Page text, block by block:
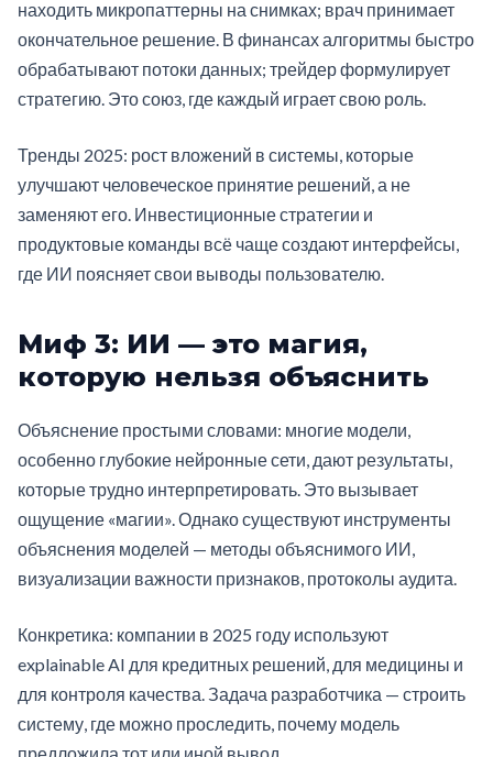
находить микропаттерны на снимках; врач принимает
окончательное решение. В финансах алгоритмы быстро
обрабатывают потоки данных; трейдер формулирует
стратегию. Это союз, где каждый играет свою роль.
Тренды 2025: рост вложений в системы, которые
улучшают человеческое принятие решений, а не
заменяют его. Инвестиционные стратегии и
продуктовые команды всё чаще создают интерфейсы,
где ИИ поясняет свои выводы пользователю.
Миф 3: ИИ — это магия,
которую нельзя объяснить
Объяснение простыми словами: многие модели,
особенно глубокие нейронные сети, дают результаты,
которые трудно интерпретировать. Это вызывает
ощущение «магии». Однако существуют инструменты
объяснения моделей — методы объяснимого ИИ,
визуализации важности признаков, протоколы аудита.
Конкретика: компании в 2025 году используют
explainable AI для кредитных решений, для медицины и
для контроля качества. Задача разработчика — строить
систему, где можно проследить, почему модель